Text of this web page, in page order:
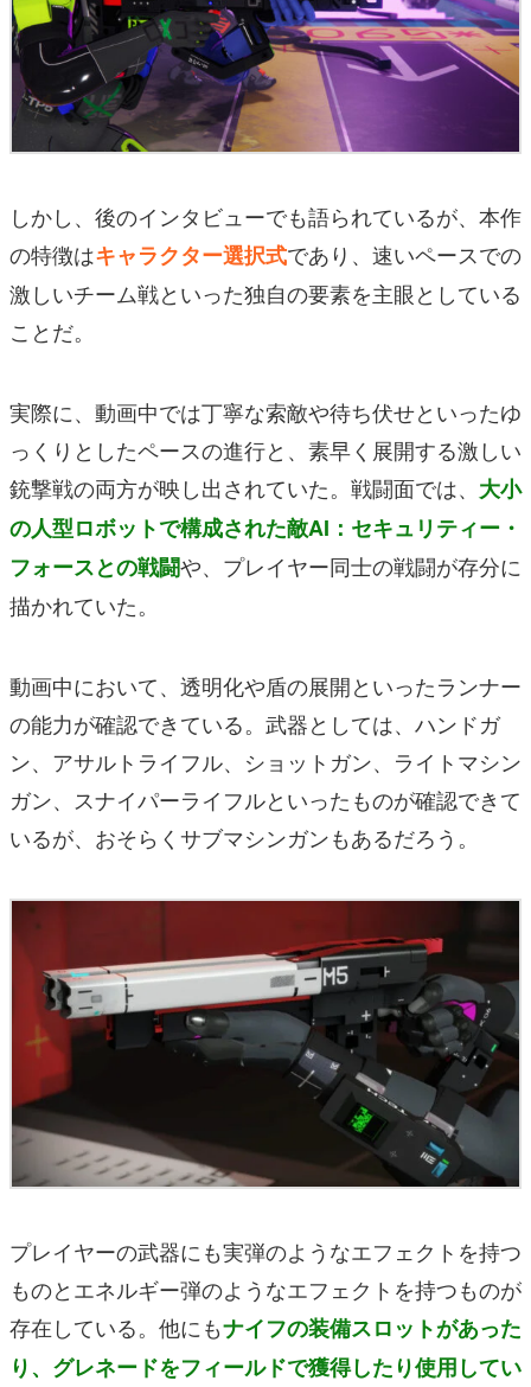
しかし、後のインタビューでも語られているが、本作
の特徴はキャラクター選択式であり、速いペースでの
激しいチーム戦といった独自の要素を主眼としている
ことだ。
実際に、動画中では丁寧な索敵や待ち伏せといったゆ
っくりとしたペースの進行と、素早く展開する激しい
銃撃戦の両方が映し出されていた。戦闘面では、 大小
の人型ロボットで構成された敵AI：セキュリティー・
フォースとの戦闘や、プレイヤー同士の戦闘が存分に
描かれていた。
動画中において、透明化や盾の展開といったランナー
の能力が確認できている。武器としては、ハンドガ
ン、アサルトライフル、ショットガン、ライトマシン
ガン、スナイパーライフルといったものが確認できて
いるが、おそらくサブマシンガンもあるだろう。
プレイヤーの武器にも実弾のようなエフェクトを持つ
ものとエネルギー弾のようなエフェクトを持つものが
存在している。他にもナイフの装備スロットがあった
り、グレネードをフィールドで獲得したり使用してい